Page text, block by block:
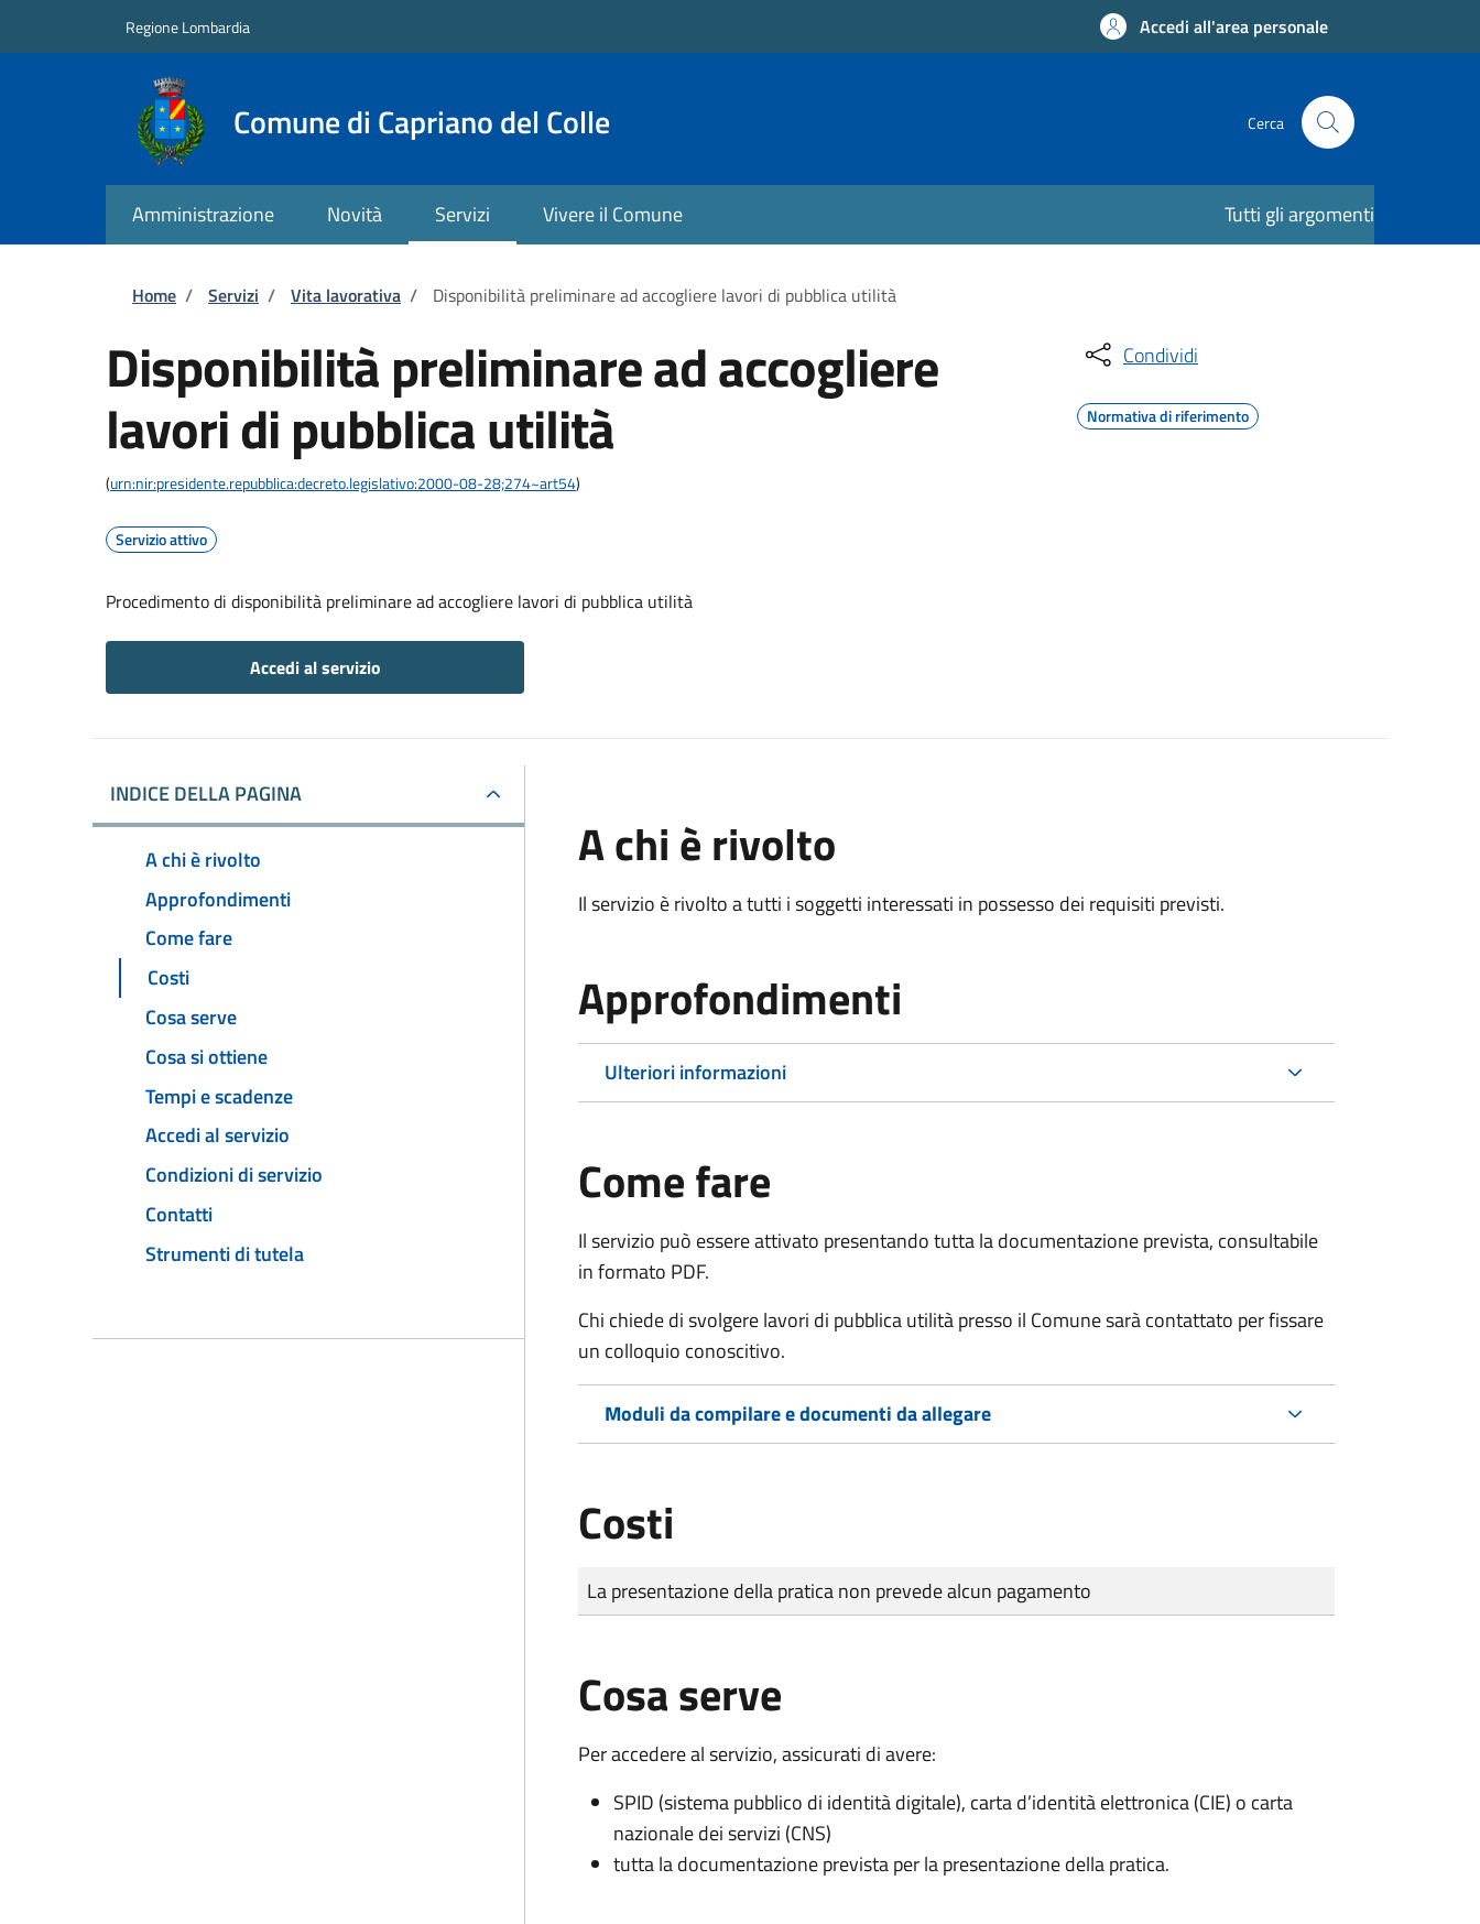
Regione Lombardia Accedi all'area personale
Comune di Capriano del Colle Cerca
Amministrazione Novità Servizi Vivere il Comune Tutti gli argomenti
Briciole di pane
Home / Servizi / Vita lavorativa / Disponibilità preliminare ad accogliere lavori di pubblica utilità
Disponibilità preliminare ad accogliere
lavori di pubblica utilità
(urn:nir:presidente.repubblica:decreto.legislativo:2000-08-28;274~art54)
Servizio attivo
Procedimento di disponibilità preliminare ad accogliere lavori di pubblica utilità
Accedi al servizio
Condividi
Normativa di riferimento
INDICE DELLA PAGINA
A chi è rivolto
Approfondimenti
Come fare
Costi
Cosa serve
Cosa si ottiene
Tempi e scadenze
Accedi al servizio
Condizioni di servizio
Contatti
Strumenti di tutela
A chi è rivolto
Il servizio è rivolto a tutti i soggetti interessati in possesso dei requisiti previsti.
Approfondimenti
Ulteriori informazioni
Come fare
Il servizio può essere attivato presentando tutta la documentazione prevista, consultabile
in formato PDF.
Chi chiede di svolgere lavori di pubblica utilità presso il Comune sarà contattato per fissare
un colloquio conoscitivo.
Moduli da compilare e documenti da allegare
Costi
Tipo di pagamento
Importo
La presentazione della pratica non prevede alcun pagamento
Cosa serve
Per accedere al servizio, assicurati di avere:
SPID (sistema pubblico di identità digitale), carta d’identità elettronica (CIE) o carta
nazionale dei servizi (CNS)
tutta la documentazione prevista per la presentazione della pratica.